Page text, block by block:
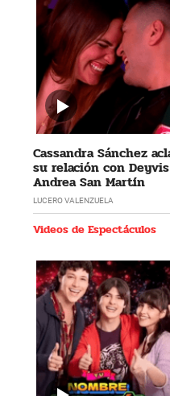
Cassandra Sánchez
su relación con
Andrea San Martín
LUCERO VALENZUELA
Videos de Espectáculos